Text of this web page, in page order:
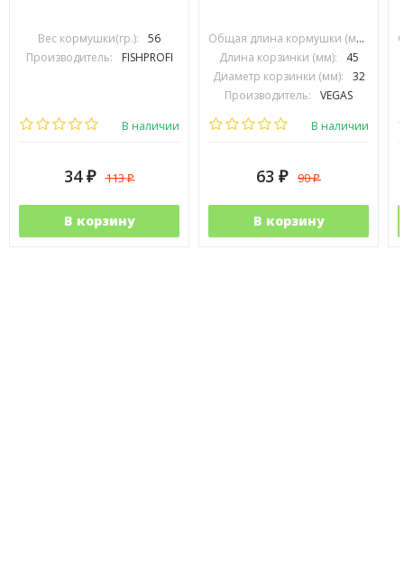
Вес кормушки(гр.):
56
Производитель:
FISHPROFI
В наличии
34 ₽ 113₽
В корзину
Общая длина кормушки (мм):
Длина корзинки (мм):
45
Диаметр корзинки (мм):
32
Производитель:
VEGAS
В наличии
63 ₽ 90₽
В корзину